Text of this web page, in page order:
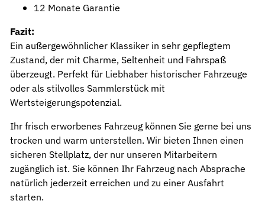
12 Monate Garantie
Fazit:
Ein außergewöhnlicher Klassiker in sehr gepflegtem
Zustand, der mit Charme, Seltenheit und Fahrspaß
überzeugt. Perfekt für Liebhaber historischer Fahrzeuge
oder als stilvolles Sammlerstück mit
Wertsteigerungspotenzial.
Ihr frisch erworbenes Fahrzeug können Sie gerne bei uns
trocken und warm unterstellen. Wir bieten Ihnen einen
sicheren Stellplatz, der nur unseren Mitarbeitern
zugänglich ist. Sie können Ihr Fahrzeug nach Absprache
natürlich jederzeit erreichen und zu einer Ausfahrt
starten.